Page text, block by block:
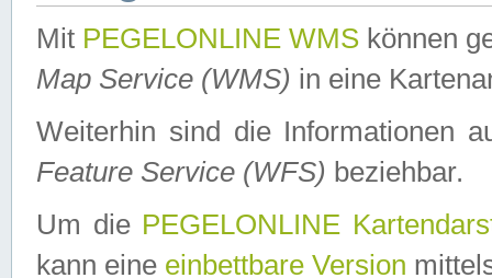
Mit PEGELONLINE WMS können
Map Service (WMS) in eine
Weiterhin sind die Informationen
Feature Service (WFS) beziehbar.
Um die PEGELONLINE
kann eine einbettbare Version